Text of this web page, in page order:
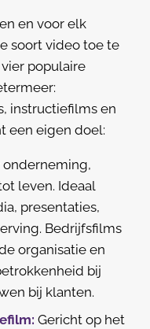
en voor elk
soort video toe te
populaire
instructiefilms en
een eigen doel:
leven. Ideaal
presentaties,
Bedrijfsfilms
organisatie en
bij
bij klanten.
Gericht op het